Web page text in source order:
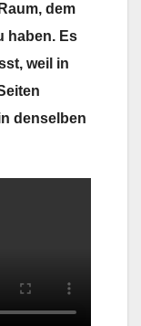
dem
haben. Es
weil in
denselben